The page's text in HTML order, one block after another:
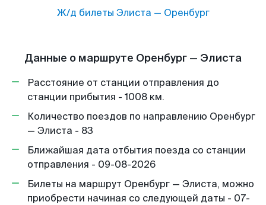
Ж/д билеты Элиста — Оренбург
Данные о маршруте Оренбург — Элиста
Расстояние от станции отправления до
станции прибытия - 1008 км.
Количество поездов по направлению Оренбург
— Элиста - 83
Ближайшая дата отбытия поезда со станции
отправления - 09-08-2026
Билеты на маршрут Оренбург — Элиста, можно
приобрести начиная со следующей даты - 07-